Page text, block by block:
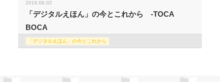
2016.06.02
「デジタルえほん」の今とこれから -TOCA
BOCA
「デジタルえほん」の今とこれから